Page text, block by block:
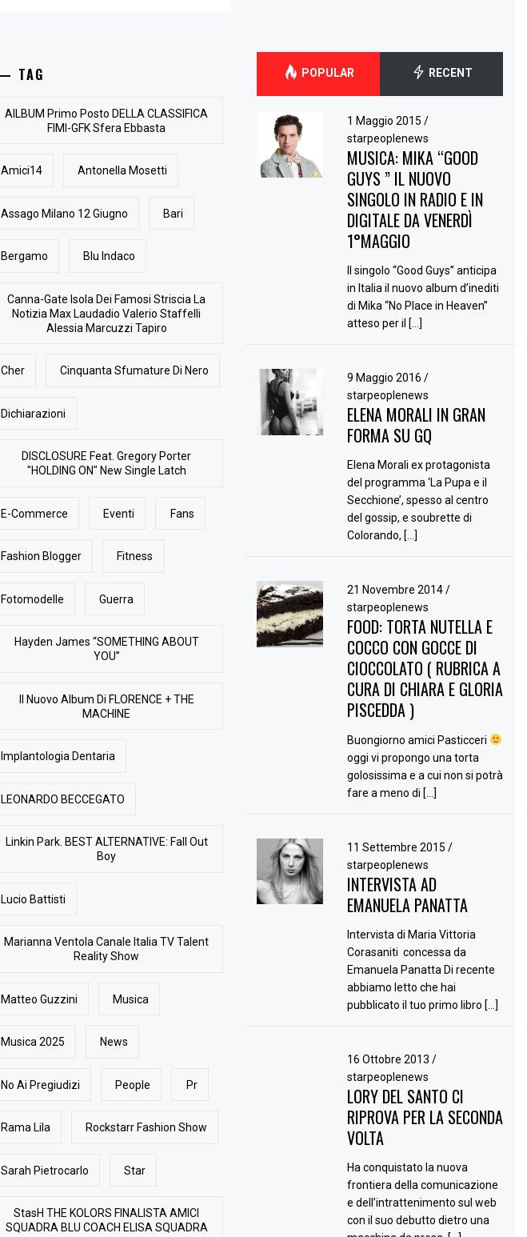
TAG
AlLBUM Primo Posto DELLA CLASSIFICA
FIMI-GFK Sfera Ebbasta
Amici14 Antonella Mosetti
Assago Milano 12 Giugno Bari
Bergamo Blu Indaco
Canna-Gate Isola Dei Famosi Striscia La
Notizia Max Laudadio Valerio Staffelli
Alessia Marcuzzi Tapiro
Cher Cinquanta Sfumature Di Nero
Dichiarazioni
DISCLOSURE Feat. Gregory Porter
"HOLDING ON" New Single Latch
E-Commerce Eventi Fans
Fashion Blogger Fitness
Fotomodelle Guerra
Hayden James “SOMETHING ABOUT
YOU”
Il Nuovo Album Di FLORENCE + THE
MACHINE
Implantologia Dentaria
LEONARDO BECCEGATO
Linkin Park. BEST ALTERNATIVE: Fall Out
Boy
Lucio Battisti
Marianna Ventola Canale Italia TV Talent
Reality Show
Matteo Guzzini Musica
Musica 2025 News
No Ai Pregiudizi People Pr
Rama Lila Rockstarr Fashion Show
Sarah Pietrocarlo Star
StasH THE KOLORS FINALISTA AMICI
SQUADRA BLU COACH ELISA SQUADRA
POPULAR RECENT
1 Maggio 2015 /
starpeoplenews
MUSICA: MIKA “GOOD
GUYS ” IL NUOVO
SINGOLO IN RADIO E IN
DIGITALE DA VENERDÌ
1°MAGGIO
Il singolo “Good Guys” anticipa
in Italia il nuovo album d’inediti
di Mika “No Place in Heaven”
atteso per il […]
9 Maggio 2016 /
starpeoplenews
ELENA MORALI IN GRAN
FORMA SU GQ
Elena Morali ex protagonista
del programma ‘La Pupa e il
Secchione’, spesso al centro
del gossip, e soubrette di
Colorando, […]
21 Novembre 2014/
starpeoplenews
FOOD: TORTA NUTELLA E
COCCO CON GOCCE DI
CIOCCOLATO ( RUBRICA A
CURA DI CHIARA E GLORIA
PISCEDDA )
Buongiorno amici Pasticceri
oggi vi propongo una torta
golosissima e a cui non si potrà
fare a meno di […]
11 Settembre 2015 /
starpeoplenews
INTERVISTA AD
EMANUELA PANATTA
Intervista di Maria Vittoria
Corasaniti concessa da
Emanuela Panatta Di recente
abbiamo letto che hai
pubblicato il tuo primo libro […]
16 Ottobre 2013 /
starpeoplenews
LORY DEL SANTO CI
RIPROVA PER LA SECONDA
VOLTA
Ha conquistato la nuova
frontiera della comunicazione
e dell’intrattenimento sul web
con il suo debutto dietro una